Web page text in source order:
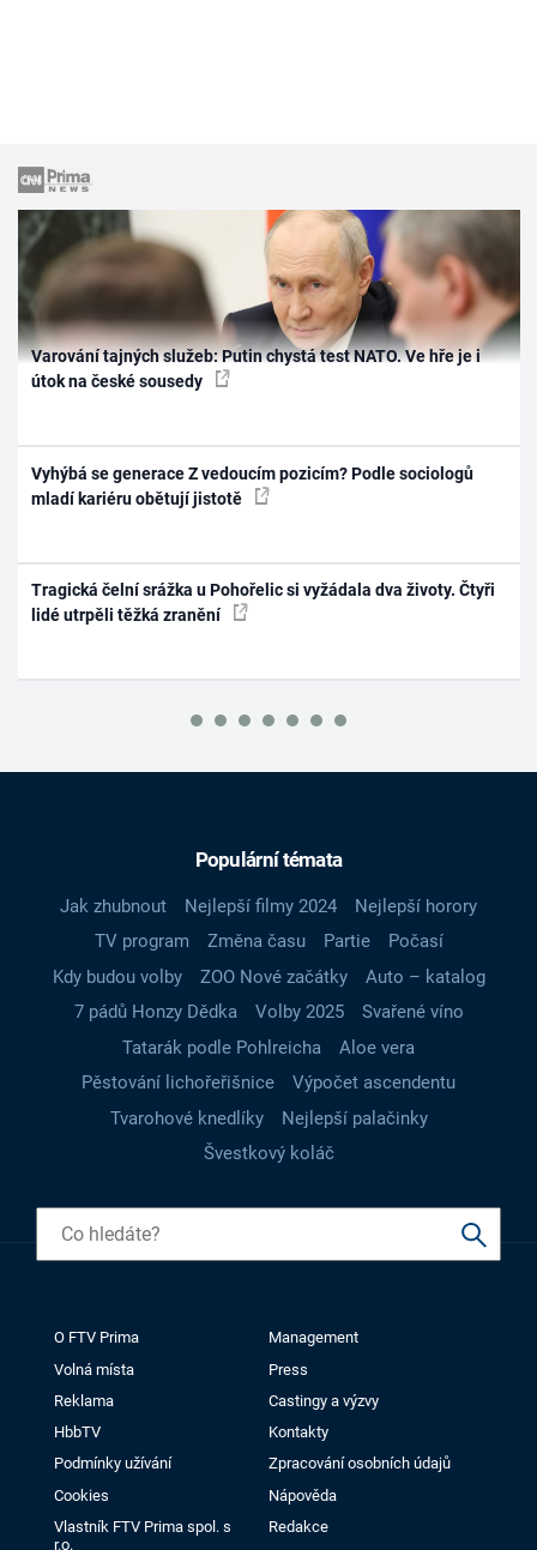
Varování tajných služeb: Putin chystá test NATO. Ve hře je i
útok na české sousedy
Vyhýbá se generace Z vedoucím pozicím? Podle sociologů
mladí kariéru obětují jistotě
Tragická čelní srážka u Pohořelic si vyžádala dva životy. Čtyři
lidé utrpěli těžká zranění
Populární témata
Jak zhubnout Nejlepší filmy 2024
Nejlepší horory
TV program
Změna času Partie
Počasí
Kdy budou volby
ZOO Nové začátky
Auto – katalog
7 pádů Honzy Dědka
Volby 2025
Svařené víno
Tatarák podle Pohlreicha
Aloe vera
Pěstování lichořeřišnice
Výpočet ascendentu
Tvarohové knedlíky
Nejlepší palačinky
Švestkový koláč
O FTV Prima
Management
Volná místa
Press
Reklama
Castingy a výzvy
HbbTV
Kontakty
Podmínky užívání
Zpracování osobních údajů
Cookies
Nápověda
Vlastník FTV Prima spol. s
r.o.
Redakce